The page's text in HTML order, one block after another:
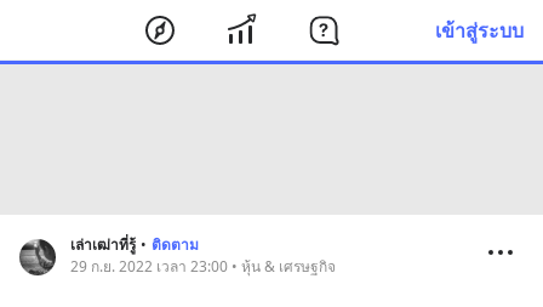
เข้าสู่ระบบ
เล่าเฒ่าที่รู้ • ติดตาม
29 ก.ย. 2022 เวลา 23:00 • หุ้น & เศรษฐกิจ